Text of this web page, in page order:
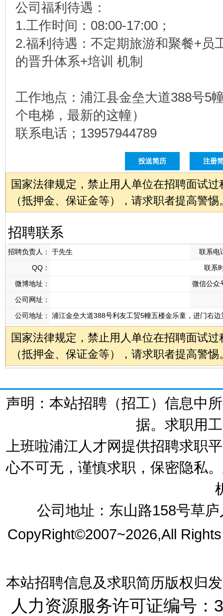
公司福利待遇：
1.工作时间：08:00-17:00；
2.福利待遇：不定期旅游和聚餐+员
的晋升体系+培训 机制
工作地点：浦江县金垒大道388号5
个电梯，最新的这幢）
联系电话；13957944789
投送简历 注册
国家法律规定，禁止用人单位在招聘面试
（抵押金、保证金等），请求职者提高警惕
招聘联系
招聘负责人： 于先生
联系电
QQ：
联系
微博地址：
微信公众
公司网址：
公司地址：
浦江金垒大道388号利友工贸5幢五楼金乐童，进门右边
国家法律规定，禁止用人单位在招聘面试
（抵押金、保证金等），请求职者提高警惕
声明：本站招聘（招工）信息中
据。求职用
上班啦浦江人才网提供招聘求职
心不可无，谨慎求职，保密隐私
公司地址：东山路158号草
CopyRight©2007~2026,All
本站招聘信息及求职简历版权归
人力资源服务许可证编号